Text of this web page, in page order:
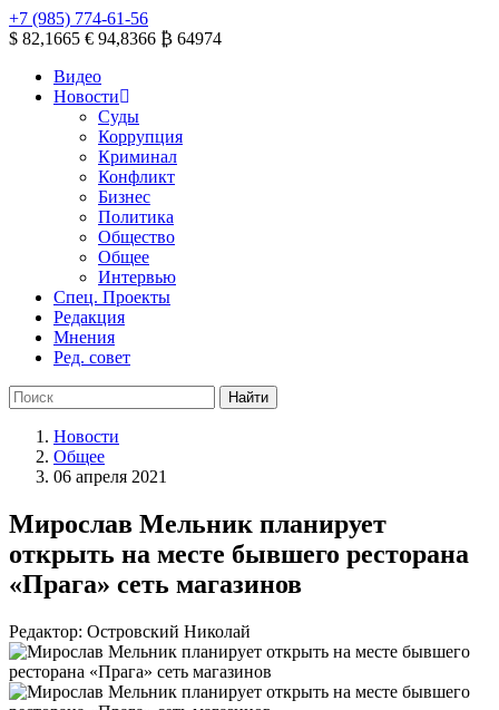
+7 (985) 774-61-56
$ 82,1665 € 94,8366 ₿ 64974
Видео
Новости
Суды
Коррупция
Криминал
Конфликт
Бизнес
Политика
Общество
Общее
Интервью
Спец. Проекты
Редакция
Мнения
Ред. совет
Новости
Общее
06 апреля 2021
Мирослав Мельник планирует
открыть на месте бывшего ресторана
«Прага» сеть магазинов
Редактор: Островский Николай